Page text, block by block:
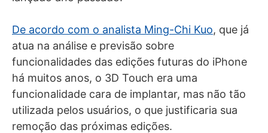
De acordo com o analista Ming-Chi Kuo, que já
atua na análise e previsão sobre
funcionalidades das edições futuras do iPhone
há muitos anos, o 3D Touch era uma
funcionalidade cara de implantar, mas não tão
utilizada pelos usuários, o que justificaria sua
remoção das próximas edições.